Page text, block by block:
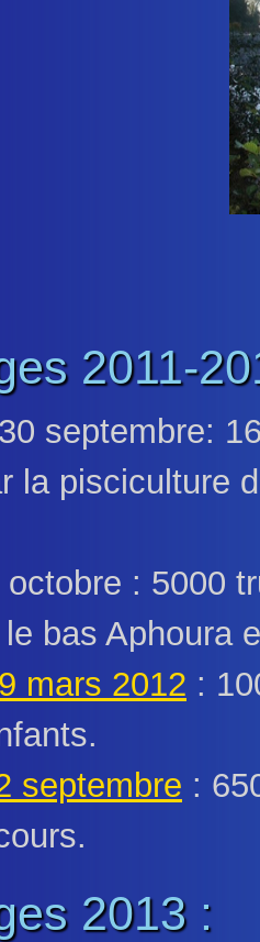
2011-
septembre:
la pisciculture
: 5000
le bas Aphoura
mars 2012 :
septembre :
2013 :